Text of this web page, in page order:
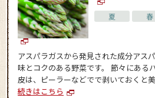
夏 春
アスパラガスから発見された成分アス
味とコクのある野菜です。 節々にある
皮は、ピーラーなどでで剥いておくと
続きはこちら